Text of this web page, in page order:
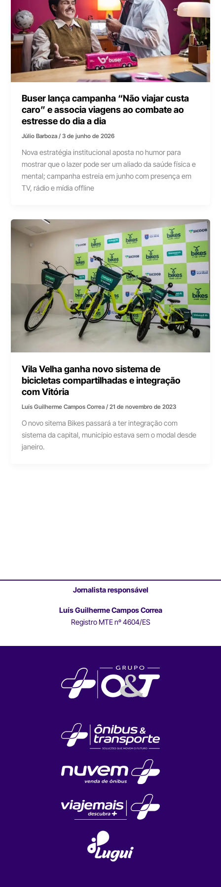
Buser lança campanha “Não viajar custa
caro” e associa viagens ao combate ao
estresse do dia a dia
Júlio Barboza/3 de junho de 2026
Nova estratégia institucional aposta no humor para
mostrar que o lazer pode ser um aliado da saúde física e
mental; campanha estreia em junho com presença em
TV, rádio e mídia offline
Vila Velha ganha novo sistema de
bicicletas compartilhadas e integração
com Vitória
Luís Guilherme Campos Correa/21 de novembro de 2023
O novo sitema Bikes passará a ter integração com
sistema da capital, município estava sem o modal desde
janeiro.
Jornalista responsável
Luís Guilherme Campos Correa
Registro MTE nº 4604/ES